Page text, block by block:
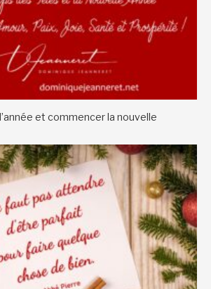
et commencer la nouvelle